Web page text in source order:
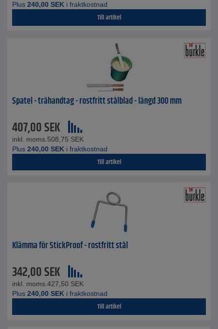
Plus 240,00 SEK i fraktkostnad
Till artikel
Spatel - trähandtag - rostfritt stålblad - längd 300 mm
407,00SEK
inkl. moms. 508,75 SEK
Plus 240,00 SEK i fraktkostnad
Till artikel
Klämma för StickProof - rostfritt stål
342,00SEK
inkl. moms. 427,50 SEK
Plus 240,00 SEK i fraktkostnad
Till artikel